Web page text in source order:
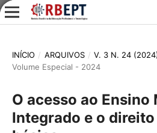
INÍCIO / ARQUIVOS / V. 3 N. 24
Volume Especial - 2024
O acesso ao Ensino
Integrado e o